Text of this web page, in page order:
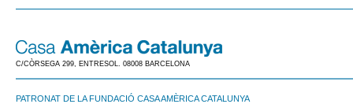
C/CÒRSEGA 299, ENTRESOL. 08008 BARCELONA
PATRONAT DE LA FUNDACIÓ CASA AMÈRICA CATALUNYA